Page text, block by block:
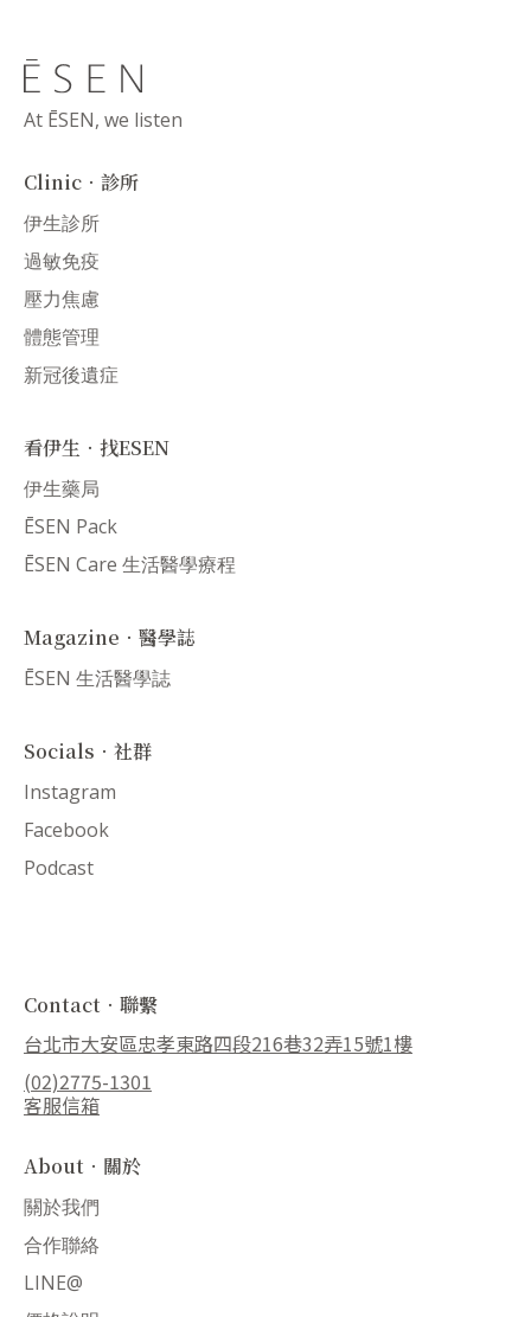
At ĒSEN, we listen
Clinic．診所
伊生診所
過敏免疫
壓力焦慮
體態管理
新冠後遺症
看伊生．找ESEN
伊生藥局
ĒSEN Pack
ĒSEN Care 生活醫學療程
Magazine．醫學誌
ĒSEN 生活醫學誌
Socials．社群
Instagram
Facebook
Podcast
Contact．聯繫
台北市大安區忠孝東路四段216巷32弄15號1樓
(02)2775-1301
客服信箱
About．關於
關於我們
合作聯絡
LINE@